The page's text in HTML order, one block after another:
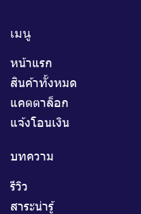
เมนู
หน้าแรก
สินค้าทั้งหมด
แคตตาล็อก
แจ้งโอนเงิน
บทความ
รีวิว
สาระน่ารู้